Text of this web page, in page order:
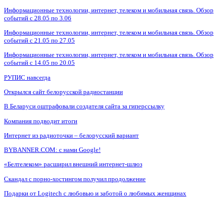
Информационные технологии, интернет, телеком и мобильная связь. Обзор
событий с 28.05 по 3.06
Информационные технологии, интернет, телеком и мобильная связь. Обзор
событий с 21.05 по 27.05
Информационные технологии, интернет, телеком и мобильная связь. Обзор
событий с 14.05 по 20.05
РУПИС навсегда
Открылся сайт белорусской радиостанции
В Беларуси оштрафовали создателя сайта за гиперссылку
Компания подводит итоги
Интернет из радиоточки – белорусский вариант
BYBANNER.COM: c нами Google!
«Белтелеком» расширил внешний интернет-шлюз
Скандал с порно-хостингом получил продолжение
Подарки от Logitech с любовью и заботой о любимых женщинах